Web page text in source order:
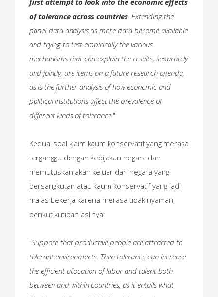
of tolerance across countries . Extending the
panel-data analysis as more data become available
and trying to test empirically the various
mechanisms that can explain the results, separately
and jointly, are items on a future research agenda,
as is the further analysis of how economic and
political institutions affect the prevalence of
different kinds of tolerance. "
Kedua, soal klaim kaum konservatif yang merasa
terganggu dengan kebijakan negara dan
memutuskan akan keluar dari negara yang
bersangkutan atau kaum konservatif yang jadi
malas bekerja karena merasa tidak nyaman,
berikut kutipan aslinya:
"Suppose that productive people are attracted to
tolerant environments. Then tolerance can increase
the efficient allocation of labor and talent both
between and within countries, as it entails what